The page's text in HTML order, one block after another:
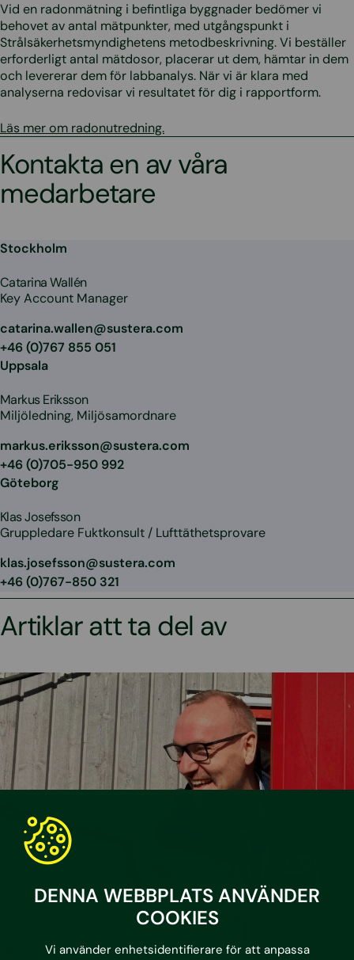
DENNA WEBBPLATS ANVÄNDER
COOKIES
Vi använder enhetsidentifierare för att anpassa
Vid en radonmätning i befintliga byggnader bedömer vi
behovet av antal mätpunkter, med utgångspunkt i
Strålsäkerhetsmyndighetens metodbeskrivning. Vi beställer
erforderligt antal mätdosor, placerar ut dem, hämtar in dem
och levererar dem för labbanalys. När vi är klara med
analyserna redovisar vi resultatet för dig i rapportform.
Läs mer om radonutredning.
Kontakta en av våra
medarbetare
Stockholm
Catarina Wallén
Key Account Manager
catarina.wallen@sustera.com
+46 (0)767 855 051
Uppsala
Markus Eriksson
Miljöledning, Miljösamordnare
markus.eriksson@sustera.com
+46 (0)705-950 992
Göteborg
Klas Josefsson
Gruppledare Fuktkonsult / Lufttäthetsprovare
klas.josefsson@sustera.com
+46 (0)767-850 321
Artiklar att ta del av